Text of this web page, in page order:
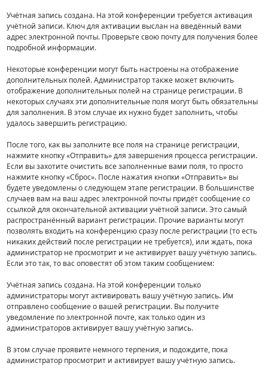
Учётная запись создана. На этой конференции требуется активация
учётной записи. Ключ для активации выслан на введённый вами
адрес электронной почты. Проверьте свою почту для получения более
подробной информации.
Некоторые конференции могут быть настроены на отображение
дополнительных полей. Администратор также может включить
отображение дополнительных полей на странице регистрации. В
некоторых случаях эти дополнительные поля могут быть обязательны
для заполнения. В этом случае их нужно будет заполнить, чтобы
удалось завершить регистрацию.
После того, как вы заполните все поля на странице регистрации,
нажмите кнопку «Отправить» для завершения процесса регистрации.
Если вы захотите очистить все заполненные вами поля, то просто
нажмите кнопку «Сброс». После нажатия кнопки «Отправить» вы
будете уведомлены о следующем этапе регистрации. В большинстве
случаев вам на ваш адрес электронной почты придёт сообщение со
ссылкой для окончательной активации учётной записи. Это самый
распространённый вариант регистрации. Прочие варианты могут
позволять входить на конференцию сразу после регистрации (то есть
никаких действий после регистрации не требуется), или ждать, пока
администратор не просмотрит и не активирует вашу учётную запись.
Если это так, то вас оповестят об этом таким сообщением:
Учётная запись создана. На этой конференции только
администраторы могут активировать вашу учётную запись. Им
отправлено сообщение о вашей регистрации. Вы получите
уведомление по электронной почте, как только один из
администраторов активирует вашу учётную запись.
В этом случае проявите немного терпения, и подождите, пока
администратор просмотрит и активирует вашу учётную запись.